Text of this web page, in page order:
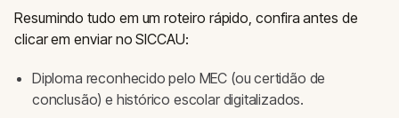
Resumindo tudo em um roteiro rápido, confira antes de
clicar em enviar no SICCAU:
Diploma reconhecido pelo MEC (ou certidão de
conclusão) e histórico escolar digitalizados.